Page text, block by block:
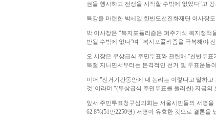
권을 행사하고 전쟁을 시작할 수밖에 없었다"고 강
특강을 마련한 박세일 한반도선진화재단 이사장
박 이사장은 "복지포퓰리즘은 퍼주기식 복지정책
반될 수밖에 없다"며 "복지포퓰리즘을 극복해야
오 시장은 무상급식 주민투표와 관련해 "찬반투
복절 지나면서부터는 본격적인 선거 및 투표운동
이어 "선거기간동안에 내 논리는 이렇다고 말하
것"이라며 "(무상급식 주민투표를 둘러싼) 지금
앞서 주민투표청구심의회는 서울시민들의 서명
62.8%(51만2250명) 서명이 유효한 것으로 결론을